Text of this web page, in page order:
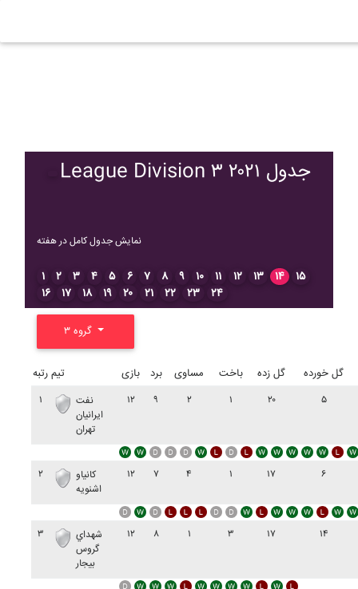
League Division ۳ ۲۰۲۱ جدول
نمایش جدول کامل در هفته
۱ ۲ ۳ ۴ ۵ ۶ ۷ ۸ ۹ ۱۰ ۱۱ ۱۲ ۱۳ ۱۴
۱۵
۱۶
۱۷ ۱۸ ۱۹ ۲۰ ۲۱ ۲۲ ۲۳ ۲۴
رتبه تیم بازی برد مساوی باخت گل زده گل خورده
۱
نفت
ايرانيان
تهران
۱۲ ۹ ۲ ۱ ۲۰ ۵
۲
کانياو
اشنويه
۱۲ ۷ ۴ ۱ ۱۷ ۶
۳
شهداي
گروس
بيجار
۱۲ ۸ ۱ ۳ ۱۷ ۱۴